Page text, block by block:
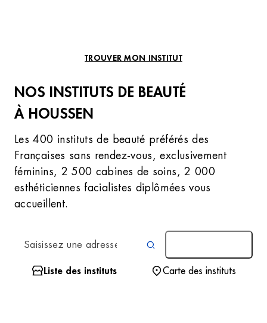
TROUVER MON INSTITUT
NOS INSTITUTS DE BEAUTÉ
À HOUSSEN
Les 400 instituts de beauté préférés des
Françaises sans rendez-vous, exclusivement
féminins, 2 500 cabines de soins, 2 000
esthéticiennes facialistes diplômées vous
accueillent.
Liste des instituts Carte des instituts